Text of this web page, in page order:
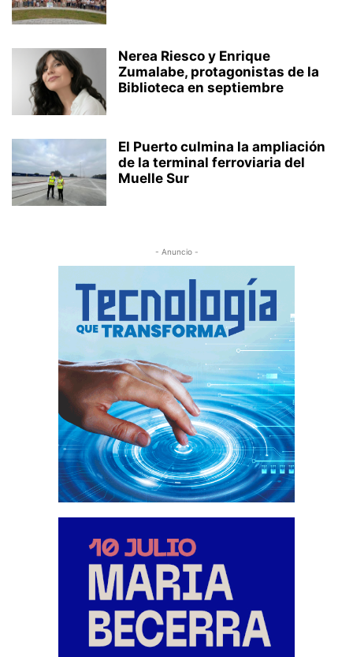
Nerea Riesco y Enrique
Zumalabe, protagonistas de la
Biblioteca en septiembre
El Puerto culmina la ampliación
de la terminal ferroviaria del
Muelle Sur
- Anuncio -